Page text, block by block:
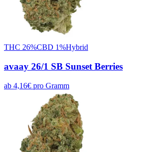
THC 26%CBD 1%Hybrid
avaay 26/1 SB Sunset Berries
ab 4,16€ pro Gramm